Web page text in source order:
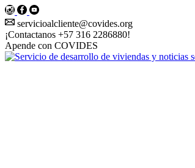
instagram
Facebook
Youtube
servicioalcliente@covides.org
¡Contactanos +57 316 2286880!
Apende con COVIDES